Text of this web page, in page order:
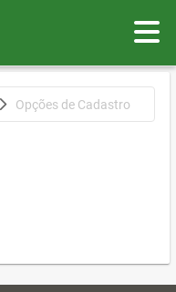
Opções de Cadastro